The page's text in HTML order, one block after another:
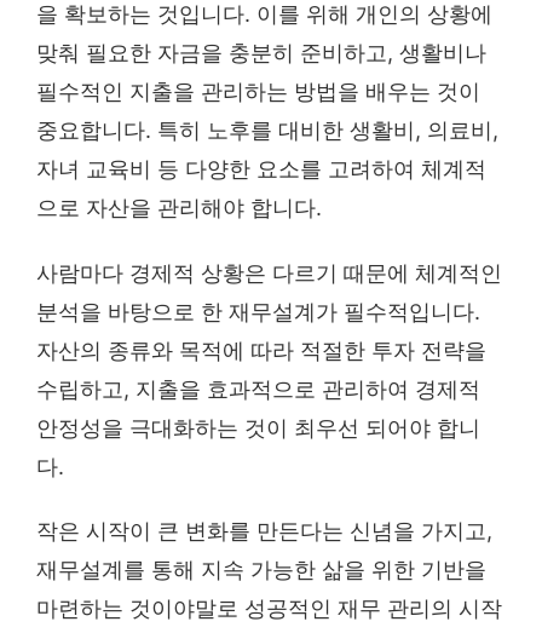
을 확보하는 것입니다. 이를 위해 개인의 상황에
맞춰 필요한 자금을 충분히 준비하고, 생활비나
필수적인 지출을 관리하는 방법을 배우는 것이
중요합니다. 특히 노후를 대비한 생활비, 의료비,
자녀 교육비 등 다양한 요소를 고려하여 체계적
으로 자산을 관리해야 합니다.
사람마다 경제적 상황은 다르기 때문에 체계적인
분석을 바탕으로 한 재무설계가 필수적입니다.
자산의 종류와 목적에 따라 적절한 투자 전략을
수립하고, 지출을 효과적으로 관리하여 경제적
안정성을 극대화하는 것이 최우선 되어야 합니
다.
작은 시작이 큰 변화를 만든다는 신념을 가지고,
재무설계를 통해 지속 가능한 삶을 위한 기반을
마련하는 것이야말로 성공적인 재무 관리의 시작